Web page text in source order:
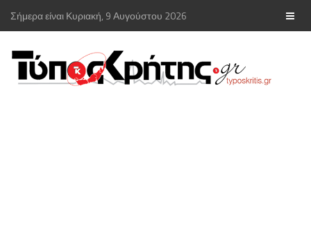
Σήμερα είναι Κυριακή, 9 Αυγούστου 2026